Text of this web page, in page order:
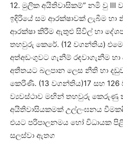
12. මුලික අයිතිවාසිකම්” නමි වු
ඉදිරියේ සම ආරක්ෂාවක් ලැබීම
ආරක්ෂා කිරීම ඇතුළු සිවිල් හා
තහවුරු කෙරේ. (12 වගන්තිය)
අත්අඩංගුවට ගැනීම් රඳවාගැනීම
අතීතයට බලපාන ලෙස නීති හා
කෙරිණි. (13 වගන්තිය)17 සහ
ව්‍යවස්ථාව මඟින් තහවුරු කෙරුණු
අයිතිවාසියකමක් උල්ලංඝනය
එයට පරිපාලනමය හෝ විධායක
සලස්වා ඇතග